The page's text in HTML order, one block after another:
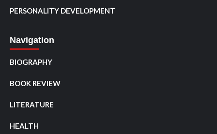
PERSONALITY DEVELOPMENT
Navigation
BIOGRAPHY
BOOK REVIEW
LITERATURE
HEALTH